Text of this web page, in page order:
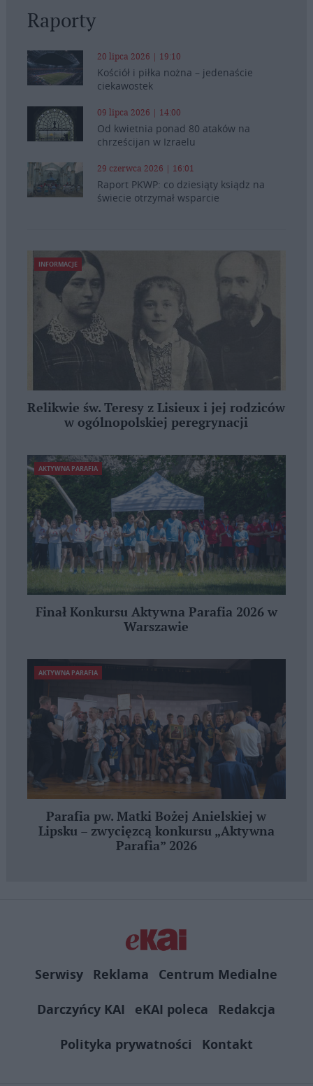
Raporty
20 lipca 2026 | 19:10
Kościół i piłka nożna – jedenaście
ciekawostek
09 lipca 2026 | 14:00
Od kwietnia ponad 80 ataków na
chrześcijan w Izraelu
29 czerwca 2026 | 16:01
Raport PKWP: co dziesiąty ksiądz na
świecie otrzymał wsparcie
INFORMACJE
Relikwie św. Teresy z Lisieux i jej rodziców
w ogólnopolskiej peregrynacji
AKTYWNA PARAFIA
Finał Konkursu Aktywna Parafia 2026 w
Warszawie
AKTYWNA PARAFIA
Parafia pw. Matki Bożej Anielskiej w
Lipsku – zwycięzcą konkursu „Aktywna
Parafia” 2026
Serwisy Reklama
Centrum Medialne
Darczyńcy KAI
eKAI poleca
Redakcja
Polityka prywatności
Kontakt